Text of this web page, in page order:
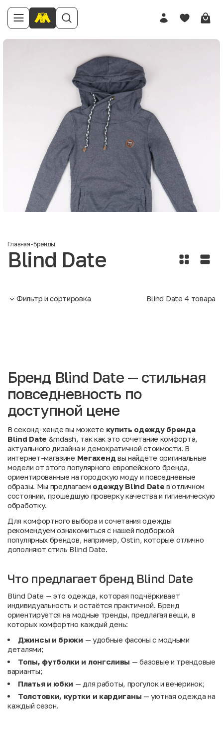
Главная-Бренды
Blind Date
Фильтр и сортировка Blind Date 4 товара
Бренд Blind Date — стильная
повседневность по
доступной цене
В секонд-хенде вы можете купить одежду бренда
Blind Date &mdash, так как это сочетание комфорта,
актуального дизайна и демократичной стоимости. В
интернет-магазине Мегахенд вы найдёте оригинальные
модели от этого популярного европейского бренда,
ориентированные на городскую моду и повседневные
образы. Мы предлагаем одежду Blind Date в отличном
состоянии, прошедшую проверку качества и гигиеническую
обработку.
Для комфортного выбора и сочетания одежды
рекомендуем ознакомиться с нашей подборкой
популярных брендов, например, Ostin, которые отлично
дополняют стиль Blind Date.
Что предлагает бренд Blind Date
Blind Date — это одежда, которая подчёркивает
индивидуальность и остаётся практичной. Бренд
ориентируется на модные тренды, предлагая вещи, в
которых комфортно каждый день:
Джинсы и брюки — удобные фасоны с модными
деталями;
Топы, футболки и лонгсливы — базовые и трендовые
варианты;
Платья и юбки — для работы, прогулок и вечеринок;
Толстовки, куртки и кардиганы — уютная одежда на
каждый сезон.